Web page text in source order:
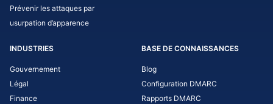
Prévenir les attaques par
usurpation d’apparence
INDUSTRIES
Gouvernement
Légal
Finance
BASE DE CONNAISSANCES
Blog
Configuration DMARC
Rapports DMARC